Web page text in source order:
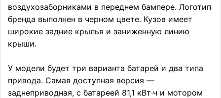
воздухозаборниками в переднем бампере. Логотип
бренда выполнен в черном цвете. Кузов имеет
широкие задние крылья и заниженную линию
крыши.
У модели будет три варианта батарей и два типа
привода. Самая доступная версия —
заднеприводная, с батареей 81,1 кВт·ч и мотором